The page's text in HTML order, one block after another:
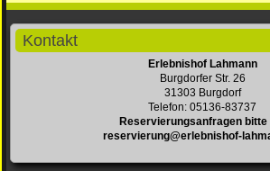
Kontakt
Erlebnishof Lahmann
Burgdorfer Str. 26
31303 Burgdorf
Telefon: 05136-83737
Reservierungsanfragen bitte
reservierung@erlebnishof-